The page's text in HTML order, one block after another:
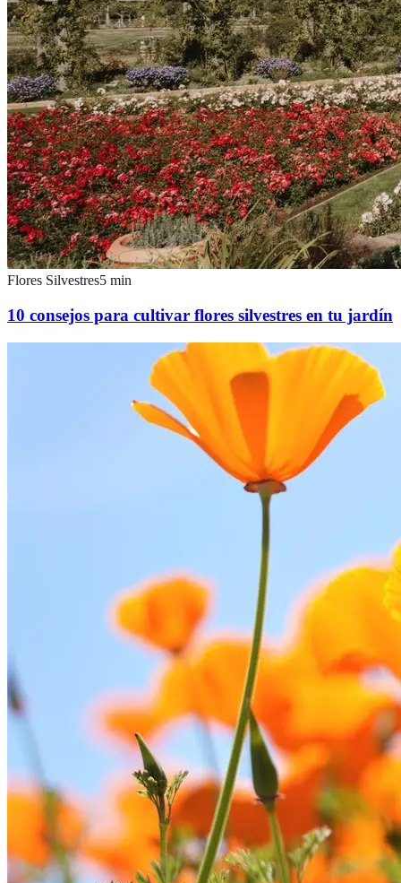
Flores Silvestres5 min
10 consejos para cultivar flores silvestres en tu jardín